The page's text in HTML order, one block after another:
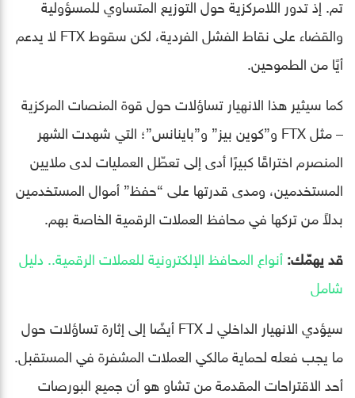
والقضاء على نقاط الفشل الفردية، لكن سقوط FTX لا يدعم
أيًا من الطموحين.
كما سيثير هذا الانهيار تساؤلات حول قوة المنصات المركزية
– مثل FTX و”كوين بيز” و”باينانس”؛ التي شهدت الشهر
المنصرم اختراقًا كبيرًا أدى إلى تعطّل العمليات لدى ملايين
المستخدمين، ومدى قدرتها على “حفظ” أموال المستخدمين
بدلاً من تركها في محافظ العملات الرقمية الخاصة بهم.
قد يهمّك:أنواع المحافظ الإلكترونية للعملات الرقمية.. دليل
شامل
سيؤدي الانهيار الداخلي لـ FTX أيضًا إلى إثارة تساؤلات حول
ما يجب فعله لحماية مالكي العملات المشفرة في المستقبل.
أحد الاقتراحات المقدمة من تشاو هو أن جميع البورصات